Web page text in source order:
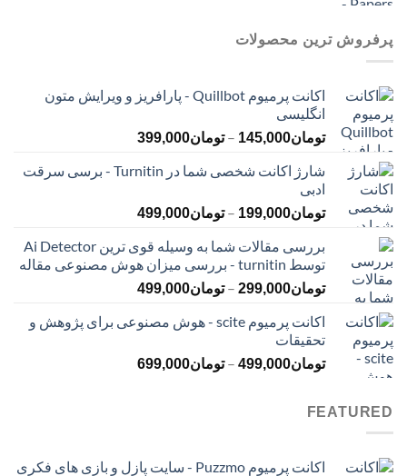
پرفروش ترین محصولات
اکانت پرمیوم Quillbot - پارافریز و ویرایش متون
انگلیسی
تومان145,000
– تومان399,000محدوده
تومان145,000
تومان399,000
شارژ اکانت شخصی شما در Turnitin - برسی سرقت
ادبی
تومان199,000
– تومان499,000محدوده
تومان199,000
تا
تومان499,000
بررسی مقالات شما به وسیله قوی ترین Ai Detector
توسط turnitin - بررسی میزان هوش مصنوعی مقاله
تومان299,000
– تومان499,000محدوده
تومان299,000
تومان499,000
اکانت پرمیوم scite - هوش مصنوعی برای پژوهش و
تحقیقات
تومان499,000
– تومان699,000محدوده
FEATURED
اکانت پرمیوم Puzzmo - سایت پازل و بازی های فکری